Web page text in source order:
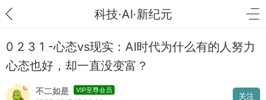
科技·AI·新纪元
0 2 3 1 -心态vs现实：AI时代为什么有的人努力
心态也好，却一直没变富？
不二如是 VIP至尊会员
关注